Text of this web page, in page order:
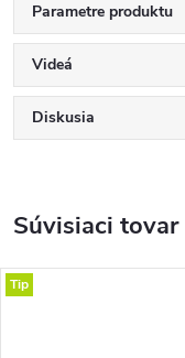
Parametre produktu
Videá
Diskusia
Súvisiaci tovar
Tip